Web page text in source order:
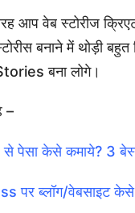
आप वेब स्टोरीज
बनाने में थोड़ी
बना लोगे।
–
पेसा केसे कमाये? 3
पर ब्लॉग/वेबसाइट केसे